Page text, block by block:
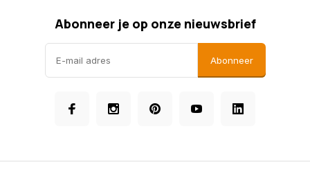
Abonneer je op onze nieuwsbrief
Abonneer